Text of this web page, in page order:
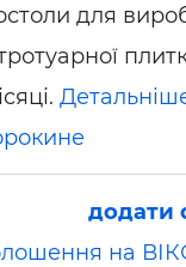
для
додати
на